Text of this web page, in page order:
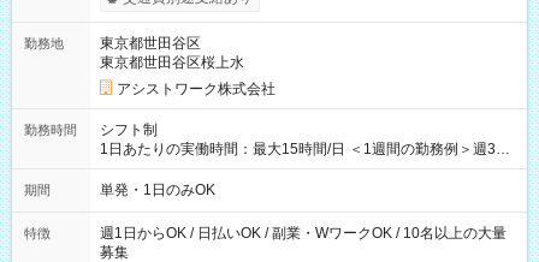
勤務地
東京都世田谷区
東京都世田谷区桜上水
アシストワーク株式会社
勤務時間
シフト制
1日あたりの実働時間：最大15時間/日 ＜1週間の勤務例＞週3回
勤務 勤務：月・水・金 休み：火・木・土・日 好きな時にお仕事
可能です！ ※1日あたりの最大実働時間は日勤、夜勤共に勤務し
期間 単発・1日のみOK
特徴
週1日からOK / 日払いOK / 副業・WワークOK / 10名以上の大量
募集